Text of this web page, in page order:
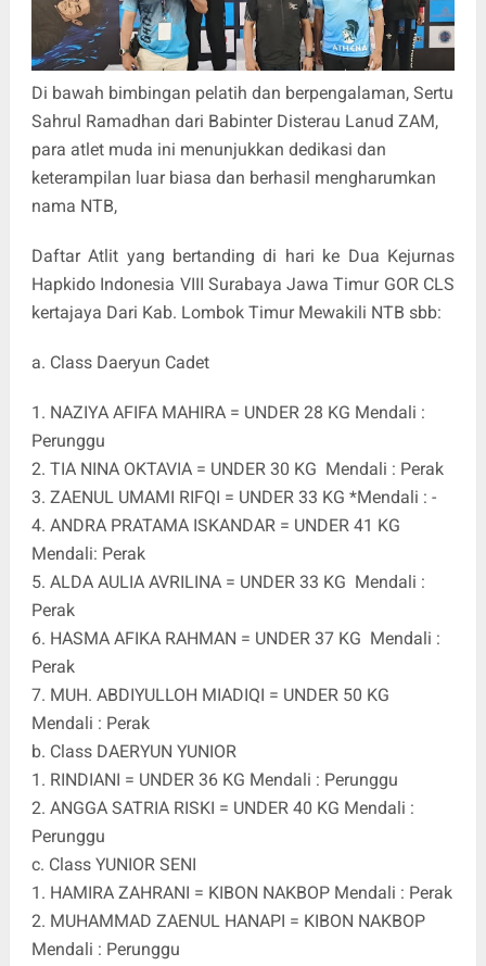
Di bawah bimbingan pelatih dan berpengalaman, Sertu
Sahrul Ramadhan dari Babinter Disterau Lanud ZAM,
para atlet muda ini menunjukkan dedikasi dan
keterampilan luar biasa dan berhasil mengharumkan
nama NTB,
Daftar Atlit yang bertanding di hari ke Dua Kejurnas
Hapkido Indonesia VIII Surabaya Jawa Timur GOR CLS
kertajaya Dari Kab. Lombok Timur Mewakili NTB sbb:
a. Class Daeryun Cadet
1. NAZIYA AFIFA MAHIRA = UNDER 28 KG Mendali :
Perunggu
2. TIA NINA OKTAVIA = UNDER 30 KG Mendali : Perak
3. ZAENUL UMAMI RIFQI = UNDER 33 KG *Mendali : -
4. ANDRA PRATAMA ISKANDAR = UNDER 41 KG
Mendali: Perak
5. ALDA AULIA AVRILINA = UNDER 33 KG Mendali :
Perak
6. HASMA AFIKA RAHMAN = UNDER 37 KG Mendali :
Perak
7. MUH. ABDIYULLOH MIADIQI = UNDER 50 KG
Mendali : Perak
b. Class DAERYUN YUNIOR
1. RINDIANI = UNDER 36 KG Mendali : Perunggu
2. ANGGA SATRIA RISKI = UNDER 40 KG Mendali :
Perunggu
c. Class YUNIOR SENI
1. HAMIRA ZAHRANI = KIBON NAKBOP Mendali : Perak
2. MUHAMMAD ZAENUL HANAPI = KIBON NAKBOP
Mendali : Perunggu